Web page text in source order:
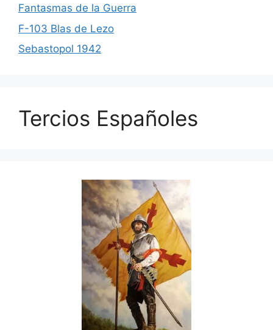
Fantasmas de la Guerra
F-103 Blas de Lezo
Sebastopol 1942
Tercios Españoles